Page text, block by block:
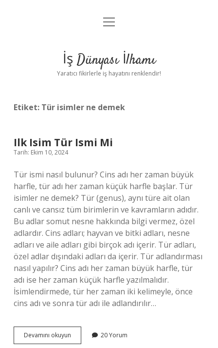
Anasayfa
Yasal Uyarı
menüyü
İş Dünyası İlhamı
Yaratıcı fikirlerle iş hayatını renklendir!
Etiket: Tür isimler ne demek
Ilk Isim Tür Ismi Mi
Tarih: Ekim 10, 2024
Tür ismi nasıl bulunur? Cins adı her zaman büyük
harfle, tür adı her zaman küçük harfle başlar. Tür
isimler ne demek? Tür (genus), aynı türe ait olan
canlı ve cansız tüm birimlerin ve kavramların adıdır.
Bu adlar somut nesne hakkında bilgi vermez, özel
adlardır. Cins adları; hayvan ve bitki adları, nesne
adları ve aile adları gibi birçok adı içerir. Tür adları,
özel adlar dışındaki adları da içerir. Tür adlandırması
nasıl yapılır? Cins adı her zaman büyük harfle, tür
adı ise her zaman küçük harfle yazılmalıdır.
İsimlendirmede, tür her zaman iki kelimeyle, önce
cins adı ve sonra tür adı ile adlandırılır…
Devamını okuyun
Isim
20 Yorum